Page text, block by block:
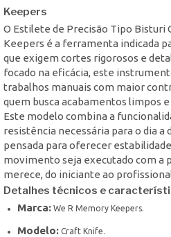
Keepers
O Estilete de Precisão Tipo Bisturi
Keepers é a ferramenta indicada
que exigem cortes rigorosos e
focado na eficácia, este
trabalhos manuais com maior
quem busca acabamentos limpos
Este modelo combina a
resistência necessária para o dia a
pensada para oferecer
movimento seja executado com a
merece, do iniciante ao
Detalhes técnicos e
Marca: We R Memory Keepers.
Modelo: Craft Knife.